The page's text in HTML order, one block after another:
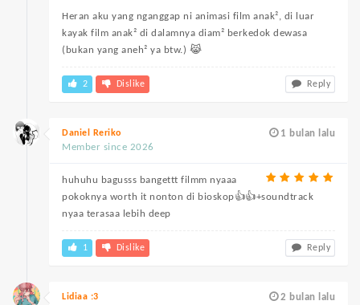
Heran aku yang nganggap ni animasi film anak², di luar
kayak film anak² di dalamnya diam² berkedok dewasa
(bukan yang aneh² ya btw.) 😹
2 Dislike Reply
1 bulan lalu
Daniel Reriko
Member since 2026
huhuhu bagusss bangettt filmm nyaaa
pokoknya worth it nonton di bioskop👍👍+soundtrack
nyaa terasaa lebih deep
1 Dislike Reply
2 bulan lalu
Lidiaa :3